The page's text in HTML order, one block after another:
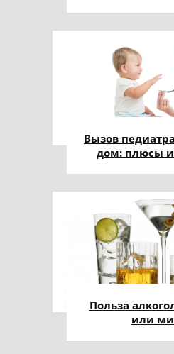
Вызов
дом: плюсы
Польза
или